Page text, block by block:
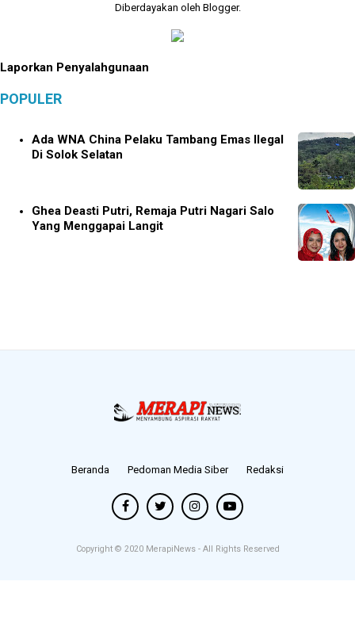
Diberdayakan oleh Blogger.
Laporkan Penyalahgunaan
POPULER
Ada WNA China Pelaku Tambang Emas Ilegal
Di Solok Selatan
Ghea Deasti Putri, Remaja Putri Nagari Salo
Yang Menggapai Langit
Beranda Pedoman Media Siber Redaksi
Copyright © 2020 MerapiNews - All Rights Reserved